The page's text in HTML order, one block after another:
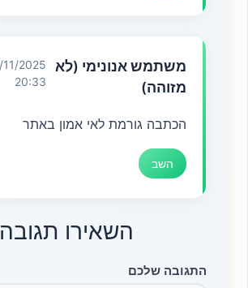
משתמש אנונימי (לא
מזוהה)
20:33
הכתבה גורמת לאי אמון באתר
השב
השאירו תגובה
התגובה שלכם